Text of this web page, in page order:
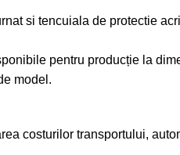
si tencuiala de protectie
pentru producție la
model.
costurilor transportului,